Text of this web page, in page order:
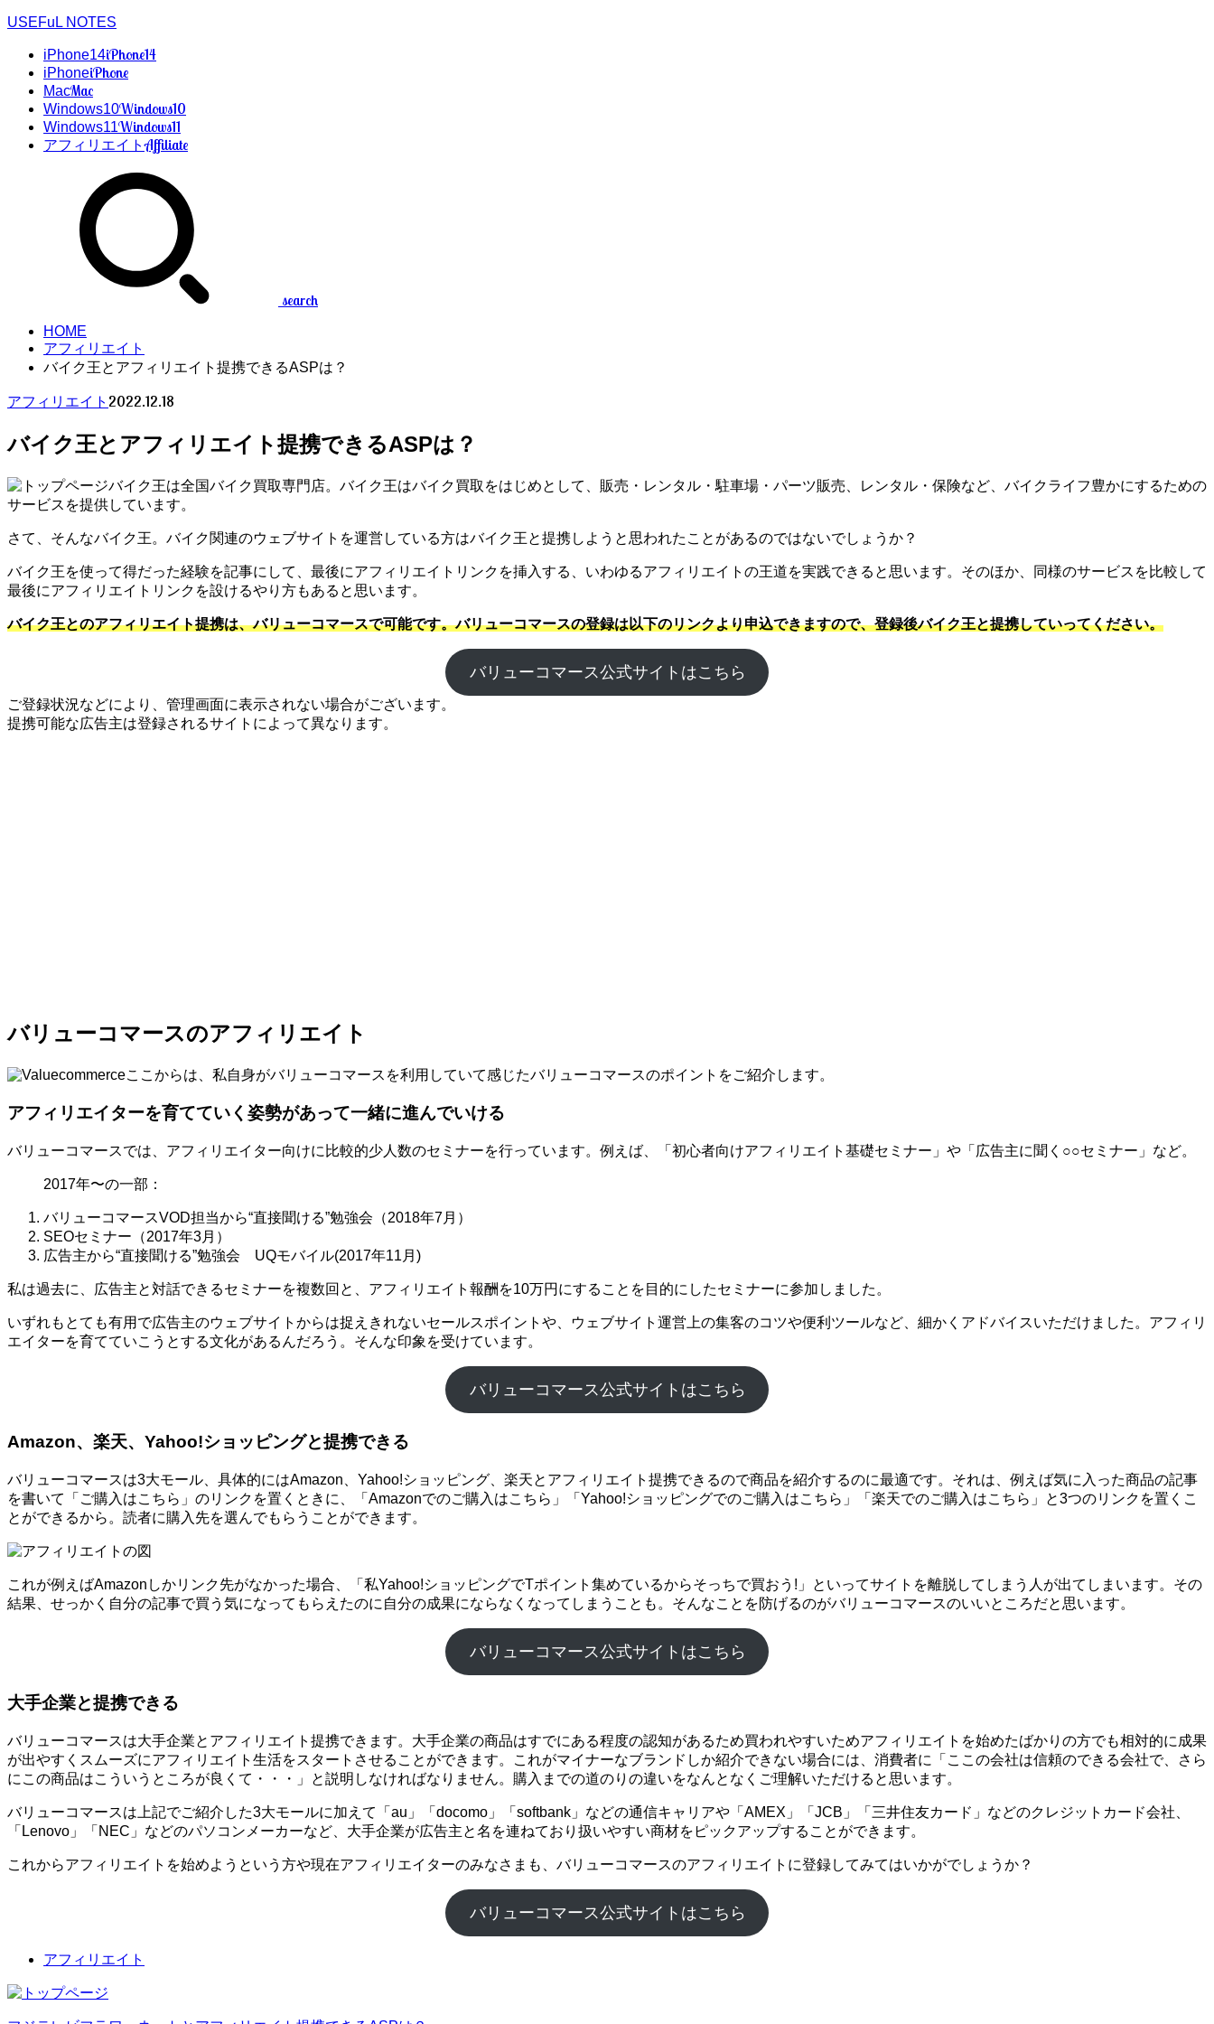
USEFuL NOTES
iPhone14iPhone14
iPhoneiPhone
MacMac
Windows10Windows10
Windows11Windows11
アフィリエイトAffiliate
search
HOME
アフィリエイト
バイク王とアフィリエイト提携できるASPは？
アフィリエイト 2022.12.18
バイク王とアフィリエイト提携できるASPは？
バイク王は全国バイク買取専門店。バイク王はバイク買取をはじめとして、販売・レンタル・駐車場・パーツ販売、レンタル・保険など、バイクライフ豊かにするための
サービスを提供しています。
さて、そんなバイク王。バイク関連のウェブサイトを運営している方はバイク王と提携しようと思われたことがあるのではないでしょうか？
バイク王を使って得だった経験を記事にして、最後にアフィリエイトリンクを挿入する、いわゆるアフィリエイトの王道を実践できると思います。そのほか、同様のサービスを比較して
最後にアフィリエイトリンクを設けるやり方もあると思います。
バイク王とのアフィリエイト提携は、バリューコマースで可能です。バリューコマースの登録は以下のリンクより申込できますので、登録後バイク王と提携していってください。
バリューコマース公式サイトはこちら
ご登録状況などにより、管理画面に表示されない場合がございます。
提携可能な広告主は登録されるサイトによって異なります。
バリューコマースのアフィリエイト
ここからは、私自身がバリューコマースを利用していて感じたバリューコマースのポイントをご紹介します。
アフィリエイターを育てていく姿勢があって一緒に進んでいける
バリューコマースでは、アフィリエイター向けに比較的少人数のセミナーを行っています。例えば、「初心者向けアフィリエイト基礎セミナー」や「広告主に聞く○○セミナー」など。
2017年〜の一部：
バリューコマースVOD担当から“直接聞ける”勉強会（2018年7月）
SEOセミナー（2017年3月）
広告主から“直接聞ける”勉強会 UQモバイル(2017年11月)
私は過去に、広告主と対話できるセミナーを複数回と、アフィリエイト報酬を10万円にすることを目的にしたセミナーに参加しました。
いずれもとても有用で広告主のウェブサイトからは捉えきれないセールスポイントや、ウェブサイト運営上の集客のコツや便利ツールなど、細かくアドバイスいただけました。アフィリ
エイターを育てていこうとする文化があるんだろう。そんな印象を受けています。
バリューコマース公式サイトはこちら
Amazon、楽天、Yahoo!ショッピングと提携できる
バリューコマースは3大モール、具体的にはAmazon、Yahoo!ショッピング、楽天とアフィリエイト提携できるので商品を紹介するのに最適です。それは、例えば気に入った商品の記事
を書いて「ご購入はこちら」のリンクを置くときに、「Amazonでのご購入はこちら」「Yahoo!ショッピングでのご購入はこちら」「楽天でのご購入はこちら」と3つのリンクを置くこ
とができるから。読者に購入先を選んでもらうことができます。
これが例えばAmazonしかリンク先がなかった場合、「私Yahoo!ショッピングでTポイント集めているからそっちで買おう!」といってサイトを離脱してしまう人が出てしまいます。その
結果、せっかく自分の記事で買う気になってもらえたのに自分の成果にならなくなってしまうことも。そんなことを防げるのがバリューコマースのいいところだと思います。
バリューコマース公式サイトはこちら
大手企業と提携できる
バリューコマースは大手企業とアフィリエイト提携できます。大手企業の商品はすでにある程度の認知があるため買われやすいためアフィリエイトを始めたばかりの方でも相対的に成果
が出やすくスムーズにアフィリエイト生活をスタートさせることができます。これがマイナーなブランドしか紹介できない場合には、消費者に「ここの会社は信頼のできる会社で、さら
にこの商品はこういうところが良くて・・・」と説明しなければなりません。購入までの道のりの違いをなんとなくご理解いただけると思います。
バリューコマースは上記でご紹介した3大モールに加えて「au」「docomo」「softbank」などの通信キャリアや「AMEX」「JCB」「三井住友カード」などのクレジットカード会社、
「Lenovo」「NEC」などのパソコンメーカーなど、大手企業が広告主と名を連ねており扱いやすい商材をピックアップすることができます。
これからアフィリエイトを始めようという方や現在アフィリエイターのみなさまも、バリューコマースのアフィリエイトに登録してみてはいかがでしょうか？
バリューコマース公式サイトはこちら
アフィリエイト